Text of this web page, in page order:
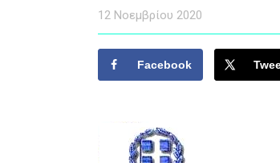
12 Νοεμβρίου 2020
Facebook